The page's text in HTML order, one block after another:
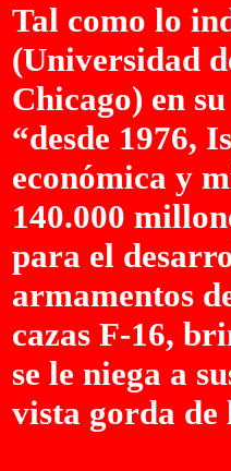
Tal como lo
(Universidad
Chicago) en
“desde 1976,
económica y
140.000
para el
armamentos
cazas F-16,
se le niega a
vista gorda